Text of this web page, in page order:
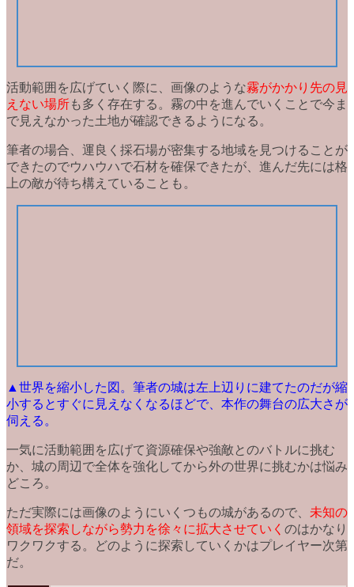
活動範囲を広げていく際に、画像のような霧がかかり先の見
えない場所も多く存在する。霧の中を進んでいくことで今ま
で見えなかった土地が確認できるようになる。
筆者の場合、運良く採石場が密集する地域を見つけることが
できたのでウハウハで石材を確保できたが、進んだ先には格
上の敵が待ち構えていることも 。
▲世界を縮小した図。筆者の城は左上辺りに建てたのだが縮
小するとすぐに見えなくなるほどで、本作の舞台の広大さが
伺える。
一気に活動範囲を広げて資源確保や強敵とのバトルに挑む
か、城の周辺で全体を強化してから外の世界に挑むかは悩み
どころ。
ただ実際には画像のようにいくつもの城があるので、 未知の
領域を探索しながら勢力を徐々に拡大させていく のはかなり
ワクワクする。どのように探索していくかはプレイヤー次第
だ。